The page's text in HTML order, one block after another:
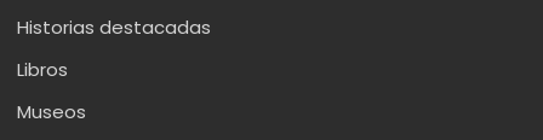
Historias destacadas
Libros
Museos